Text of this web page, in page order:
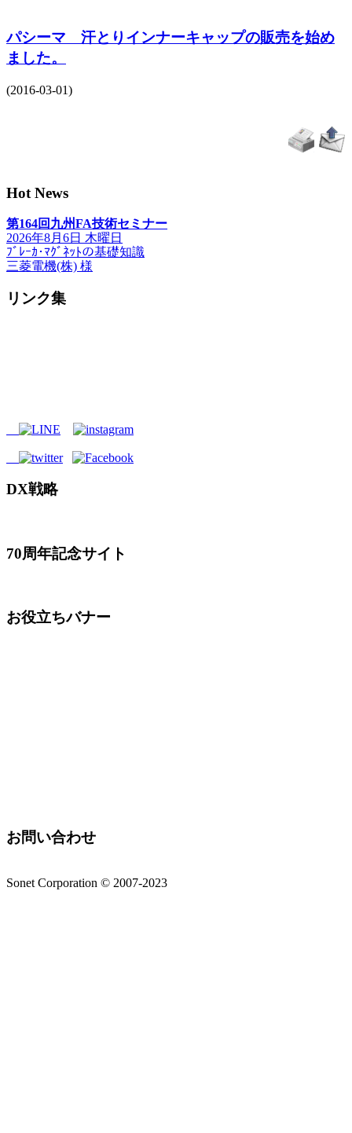
パシーマ 汗とりインナーキャップの販売を始め
ました。
(2016-03-01)
Hot News
第164回九州FA技術セミナー
2026年8月6日 木曜日
ﾌﾞﾚｰｶ･ﾏｸﾞﾈｯﾄの基礎知識
三菱電機(株) 様
リンク集
DX戦略
70周年記念サイト
お役立ちバナー
お問い合わせ
Sonet Corporation © 2007-2023